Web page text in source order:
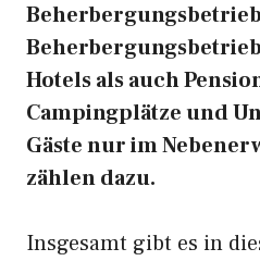
Hotels als auch
Campingplätze und
Gäste nur im
zählen dazu.
Insgesamt gibt es in